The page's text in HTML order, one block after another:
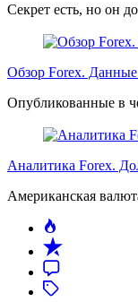
Секрет есть, но он
Обзор Forex. Данные
Опубликованные в
Аналитика Forex.
Американская